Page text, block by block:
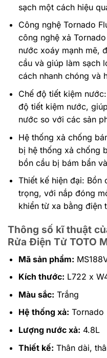
sạch một cách hiệu
Công nghệ Tornado
công nghệ xả
nước xoáy mạnh mẽ,
cầu và giúp làm sạch
cách nhanh chóng và
Chế độ tiết kiệm
độ tiết kiệm nước,
nước so với các sản
Hệ thống xả chống
bị hệ thống xả chống
bồn cầu bị bám bẩn
Thiết kế hiện đại: Bồn
trọng, với nắp đóng
khiển từ xa bằng điện
Thông số kĩ thuật
Rửa Điện Tử TOTO
Mã sản phẩm:
Kích thước: L722 x
Màu sắc: Trắng
Hệ thống xả: Tornado
Lượng nước xả: 4.8L
Thiết kế: Thân dài,